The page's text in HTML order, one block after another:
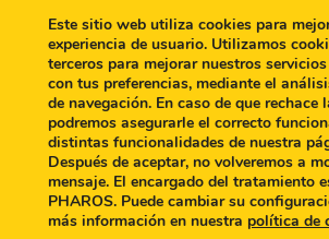
o
u
t
u
b
e
a
c
e
b
o
o
k
i
n
k
e
d
i
n
Información de contacto
info@educapharos.com
+34 914 90 42 00
Calle Agustín de Foxá, 29
Planta 4, puerta B
28036 Madrid
Este sitio web utiliza cookies para
experiencia de usuario. Utilizamos
terceros para mejorar nuestros
con tus preferencias, mediante el
de navegación. En caso de que rechace
podremos asegurarle el correcto
distintas funcionalidades de nuestra
Después de aceptar, no volveremos a
mensaje. El encargado del tratamiento
PHAROS. Puede cambiar su
más información en nuestra política de